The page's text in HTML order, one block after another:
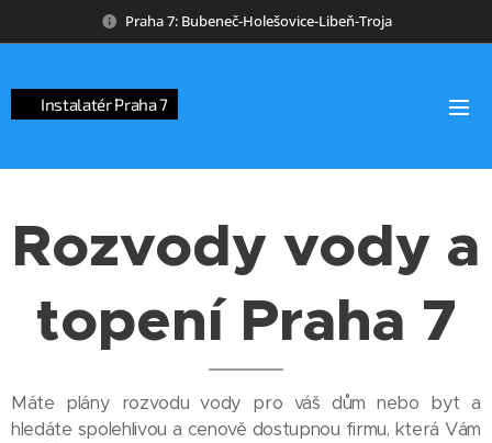
Praha 7: Bubeneč-Holešovice-Libeň-Troja
👉Instalatér Praha 7
Rozvody vody a
topení Praha 7
Máte plány rozvodu vody pro váš dům nebo byt a
hledáte spolehlivou a cenově dostupnou firmu, která Vám